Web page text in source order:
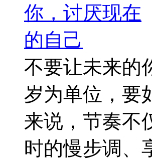
不要让未来的
岁为单位，要
来说，节奏不
时的慢步调、